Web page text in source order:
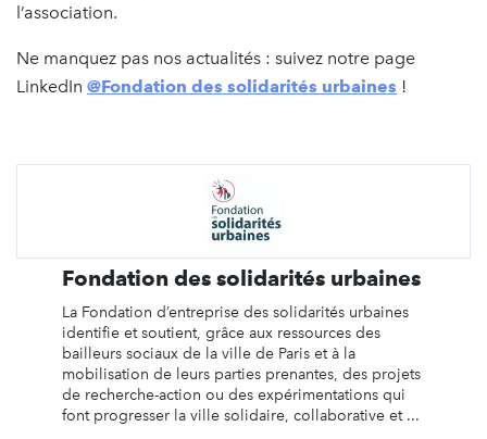
l’association.
Ne manquez pas nos actualités : suivez notre page
LinkedIn @Fondation des solidarités urbaines !
Fondation des solidarités urbaines
La Fondation d’entreprise des solidarités urbaines
identifie et soutient, grâce aux ressources des
bailleurs sociaux de la ville de Paris et à la
mobilisation de leurs parties prenantes, des projets
de recherche-action ou des expérimentations qui
font progresser la ville solidaire, collaborative et ...